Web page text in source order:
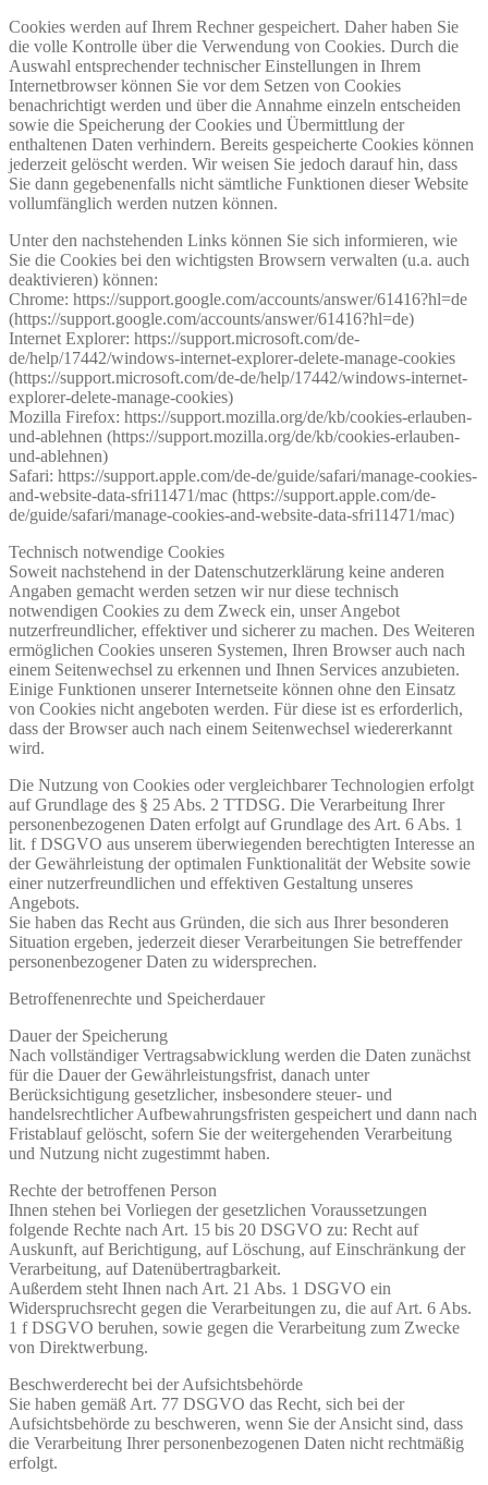
Cookies werden auf Ihrem Rechner gespeichert. Daher haben Sie
die volle Kontrolle über die Verwendung von Cookies. Durch die
Auswahl entsprechender technischer Einstellungen in Ihrem
Internetbrowser können Sie vor dem Setzen von Cookies
benachrichtigt werden und über die Annahme einzeln entscheiden
sowie die Speicherung der Cookies und Übermittlung der
enthaltenen Daten verhindern. Bereits gespeicherte Cookies können
jederzeit gelöscht werden. Wir weisen Sie jedoch darauf hin, dass
Sie dann gegebenenfalls nicht sämtliche Funktionen dieser Website
vollumfänglich werden nutzen können.
Unter den nachstehenden Links können Sie sich informieren, wie
Sie die Cookies bei den wichtigsten Browsern verwalten (u.a. auch
deaktivieren) können:
Chrome: https://support.google.com/accounts/answer/61416?hl=de
(https://support.google.com/accounts/answer/61416?hl=de)
Internet Explorer: https://support.microsoft.com/de-
de/help/17442/windows-internet-explorer-delete-manage-cookies
(https://support.microsoft.com/de-de/help/17442/windows-internet-
explorer-delete-manage-cookies)
Mozilla Firefox: https://support.mozilla.org/de/kb/cookies-erlauben-
und-ablehnen (https://support.mozilla.org/de/kb/cookies-erlauben-
und-ablehnen)
Safari: https://support.apple.com/de-de/guide/safari/manage-cookies-
and-website-data-sfri11471/mac (https://support.apple.com/de-
de/guide/safari/manage-cookies-and-website-data-sfri11471/mac)
Technisch notwendige Cookies
Soweit nachstehend in der Datenschutzerklärung keine anderen
Angaben gemacht werden setzen wir nur diese technisch
notwendigen Cookies zu dem Zweck ein, unser Angebot
nutzerfreundlicher, effektiver und sicherer zu machen. Des Weiteren
ermöglichen Cookies unseren Systemen, Ihren Browser auch nach
einem Seitenwechsel zu erkennen und Ihnen Services anzubieten.
Einige Funktionen unserer Internetseite können ohne den Einsatz
von Cookies nicht angeboten werden. Für diese ist es erforderlich,
dass der Browser auch nach einem Seitenwechsel wiedererkannt
wird.
Die Nutzung von Cookies oder vergleichbarer Technologien erfolgt
auf Grundlage des § 25 Abs. 2 TTDSG. Die Verarbeitung Ihrer
personenbezogenen Daten erfolgt auf Grundlage des Art. 6 Abs. 1
lit. f DSGVO aus unserem überwiegenden berechtigten Interesse an
der Gewährleistung der optimalen Funktionalität der Website sowie
einer nutzerfreundlichen und effektiven Gestaltung unseres
Angebots.
Sie haben das Recht aus Gründen, die sich aus Ihrer besonderen
Situation ergeben, jederzeit dieser Verarbeitungen Sie betreffender
personenbezogener Daten zu widersprechen.
Betroffenenrechte und Speicherdauer
Dauer der Speicherung
Nach vollständiger Vertragsabwicklung werden die Daten zunächst
für die Dauer der Gewährleistungsfrist, danach unter
Berücksichtigung gesetzlicher, insbesondere steuer- und
handelsrechtlicher Aufbewahrungsfristen gespeichert und dann nach
Fristablauf gelöscht, sofern Sie der weitergehenden Verarbeitung
und Nutzung nicht zugestimmt haben.
Rechte der betroffenen Person
Ihnen stehen bei Vorliegen der gesetzlichen Voraussetzungen
folgende Rechte nach Art. 15 bis 20 DSGVO zu: Recht auf
Auskunft, auf Berichtigung, auf Löschung, auf Einschränkung der
Verarbeitung, auf Datenübertragbarkeit.
Außerdem steht Ihnen nach Art. 21 Abs. 1 DSGVO ein
Widerspruchsrecht gegen die Verarbeitungen zu, die auf Art. 6 Abs.
1 f DSGVO beruhen, sowie gegen die Verarbeitung zum Zwecke
von Direktwerbung.
Beschwerderecht bei der Aufsichtsbehörde
Sie haben gemäß Art. 77 DSGVO das Recht, sich bei der
Aufsichtsbehörde zu beschweren, wenn Sie der Ansicht sind, dass
die Verarbeitung Ihrer personenbezogenen Daten nicht rechtmäßig
erfolgt.